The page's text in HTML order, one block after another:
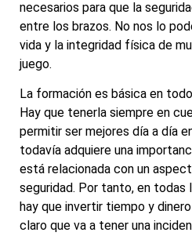
necesarios para que la
entre los brazos. No nos lo
vida y la integridad física de
juego.
La formación es básica en
Hay que tenerla siempre en
permitir ser mejores día a día
todavía adquiere una
está relacionada con un
seguridad. Por tanto, en todas
hay que invertir tiempo y
claro que va a tener una